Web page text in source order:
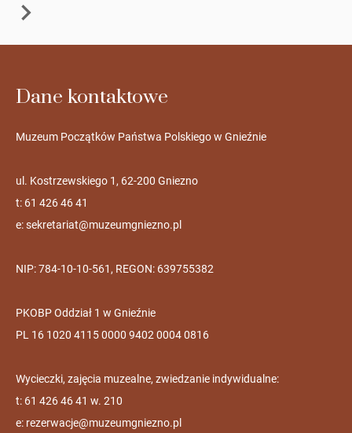
Dane kontaktowe
Muzeum Początków Państwa Polskiego w Gnieźnie
ul. Kostrzewskiego 1, 62-200 Gniezno
t: 61 426 46 41
e:sekretariat@muzeumgniezno.pl
NIP: 784-10-10-561, REGON: 639755382
PKOBP Oddział 1 w Gnieźnie
PL 16 1020 4115 0000 9402 0004 0816
Wycieczki, zajęcia muzealne, zwiedzanie indywidualne:
t: 61 426 46 41 w. 210
e: rezerwacje@muzeumgniezno.pl